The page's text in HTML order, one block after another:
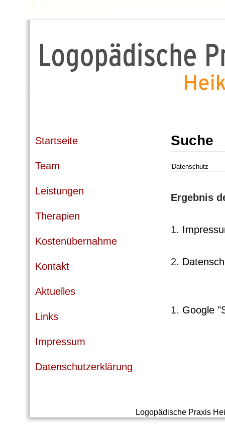
Startseite
Team
Leistungen
Therapien
Kostenübernahme
Kontakt
Aktuelles
Links
Impressum
Datenschutzerklärung
Suche
Ergebnis
1.
2.
1. Goo­gle
Logopädische Praxis